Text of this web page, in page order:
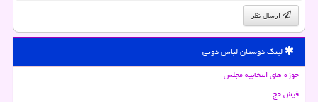
ارسال نظر
لینک دوستان لباس دونی
حوزه های انتخابیه مجلس
فیش حج